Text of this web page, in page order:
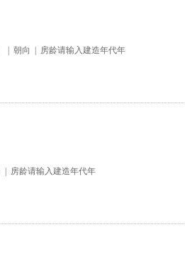
朝向
房龄请输入建造年代年
房龄请输入建造年代年